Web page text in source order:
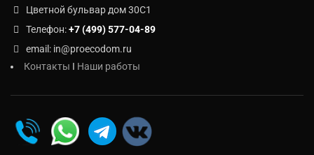
Цветной бульвар дом 30C1
Телефон:+7 (499) 577-04-89
email: in@proecodom.ru
Контакты I Наши работы